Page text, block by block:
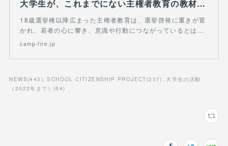
大学生が、これまでにない主権者教育の教材をつくり、教育現場に広げたい！
18歳選挙権以降広まった主権者教育は、選挙啓発に重きが置
かれ、若者の心に響き、意識や行動につながっているとは…
camp-fire.jp
NEWS (443 ) SCHOOL CITIZENSHIP PROJECT (237)
大学生の活動
（2022年まで） (64)